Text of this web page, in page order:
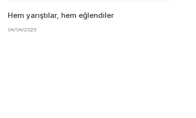
Hem yarıştılar, hem eğlendiler
04/04/2025